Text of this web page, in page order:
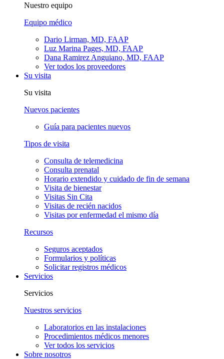
Nuestro equipo
Equipo médico
Dario Lirman, MD, FAAP
Luz Marina Pages, MD, FAAP
Dana Ramirez Anguiano, MD, FAAP
Ver todos los proveedores
Su visita
Su visita
Nuevos pacientes
Guía para pacientes nuevos
Tipos de visita
Consulta de telemedicina
Consulta prenatal
Horario extendido y cuidado de fin de semana
Visita de bienestar
Visitas Sin Cita
Visitas de recién nacidos
Visitas por enfermedad el mismo día
Recursos
Seguros aceptados
Formularios y políticas
Solicitar registros médicos
Servicios
Servicios
Nuestros servicios
Laboratorios en las instalaciones
Procedimientos médicos menores
Ver todos los servicios
Sobre nosotros